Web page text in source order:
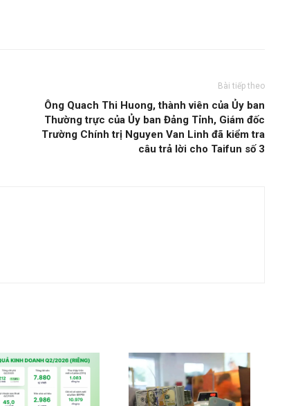
Bài tiếp theo
Ông Quach Thi Huong, thành viên của Ủy ban
Thường trực của Ủy ban Đảng Tỉnh, Giám đốc
Trường Chính trị Nguyen Van Linh đã kiểm tra
câu trả lời cho Taifun số 3